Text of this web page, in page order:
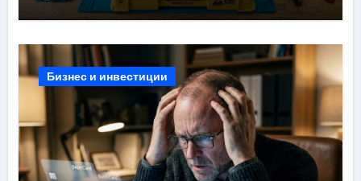
Бизнес и инвестиции